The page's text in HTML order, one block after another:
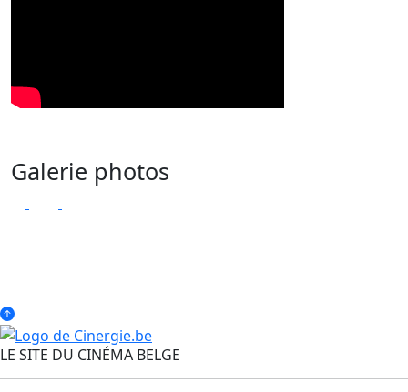
Galerie photos
LE SITE DU CINÉMA BELGE